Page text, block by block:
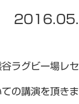
ラグビー場レ
の講演を頂き